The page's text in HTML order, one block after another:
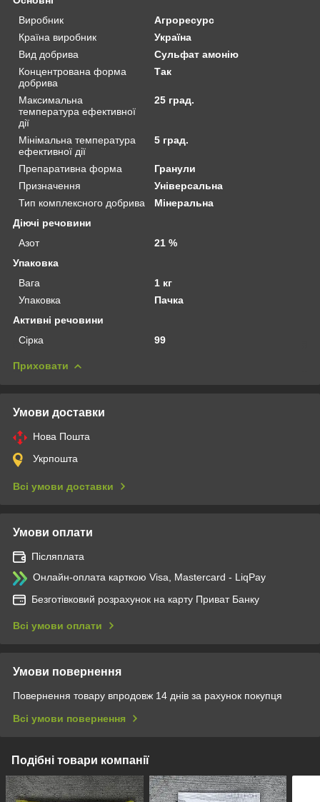
Виробник
Агроресурс
Країна виробник
Україна
Вид добрива
Сульфат амонію
Концентрована форма
добрива
Так
Максимальна
температура ефективної
дії
25 град.
Мінімальна температура
ефективної дії
5 град.
Препаративна форма
Гранули
Призначення
Універсальна
Тип комплексного добрива
Мінеральна
Діючі речовини
Азот
21 %
Упаковка
Вага
1 кг
Упаковка
Пачка
Активні речовини
Сірка
99
Приховати
Умови доставки
Нова Пошта
Укрпошта
Всі умови доставки
Умови оплати
Післяплата
Онлайн-оплата карткою Visa, Mastercard - LiqPay
Безготівковий розрахунок на карту Приват Банку
Всі умови оплати
Умови повернення
Повернення товару впродовж 14 днів за рахунок покупця
Всі умови повернення
Подібні товари компанії